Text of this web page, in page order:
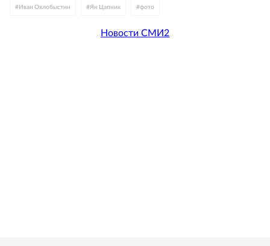
# Иван Охлобыстин #Ян Цапник #фото
Новости СМИ2